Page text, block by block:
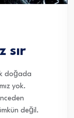
sır
doğada
yok.
değil.